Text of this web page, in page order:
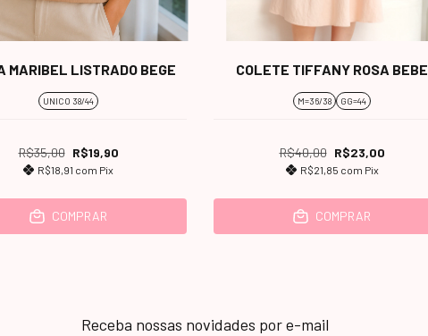
MARIBEL LISTRADO BEGE
UNICO 38/44
R$35,00 R$19,90
R$18,91 com Pix
COMPRAR
COLETE TIFFANY ROSA BEBE
M=36/38 GG=44
R$40,00 R$23,00
R$21,85 com Pix
COMPRAR
Receba nossas novidades por e-mail